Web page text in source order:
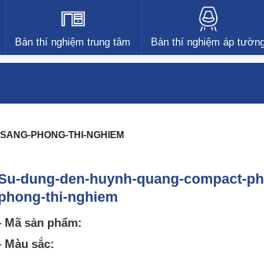
Bàn thí nghiệm trung tâm Bàn thí nghiệm áp
PHONG-THI-NGHIEM
dung-den-huynh-quang-compact-
thi-nghiem
Mã sản phẩm:
Màu sắc: